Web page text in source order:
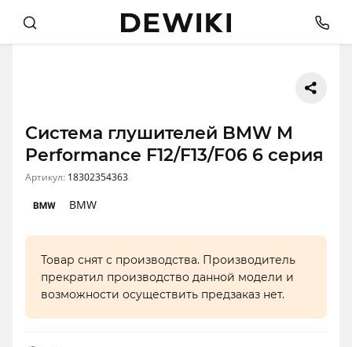
Система глушителей BMW M
Performance F12/F13/F06 6 серия
Артикул: 18302354363
BMW
Товар снят с производства. Производитель
прекратил производство данной модели и
возможности осуществить предзаказ нет.